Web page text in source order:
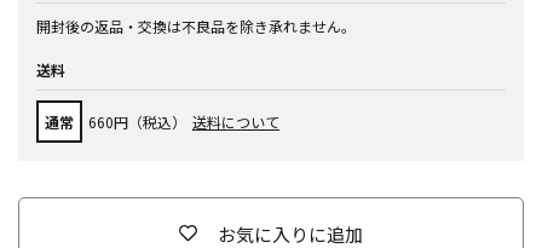
開封後の返品・交換は不良品を除き承れません。
送料
通常 660円（税込） 送料について
お気に入りに追加